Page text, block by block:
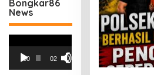
Bongkar86
News
Video
00:00 02:42